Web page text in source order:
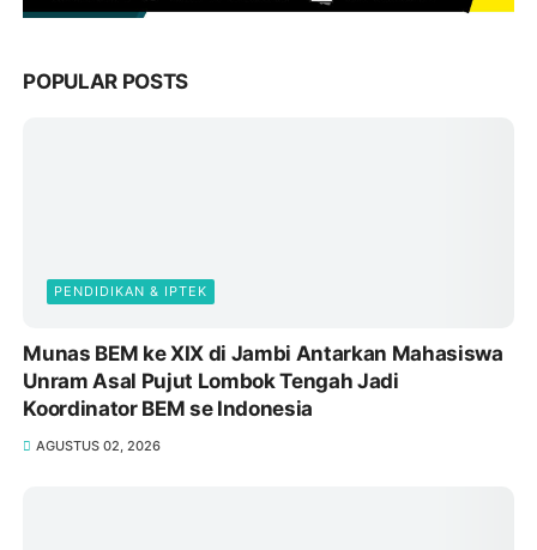
POPULAR POSTS
PENDIDIKAN & IPTEK
Munas BEM ke XIX di Jambi Antarkan Mahasiswa
Unram Asal Pujut Lombok Tengah Jadi
Koordinator BEM se Indonesia
AGUSTUS 02, 2026